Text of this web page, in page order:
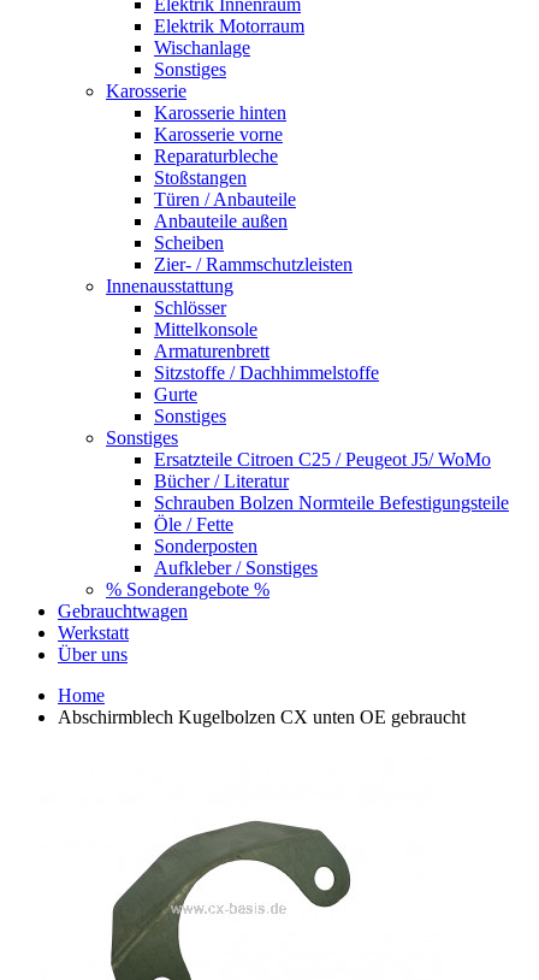
Elektrik Motorraum
Wischanlage
Sonstiges
Karosserie
Karosserie hinten
Karosserie vorne
Reparaturbleche
Stoßstangen
Türen / Anbauteile
Anbauteile außen
Scheiben
Zier- / Rammschutzleisten
Innenausstattung
Schlösser
Mittelkonsole
Armaturenbrett
Sitzstoffe / Dachhimmelstoffe
Gurte
Sonstiges
Sonstiges
Ersatzteile Citroen C25 / Peugeot J5/ WoMo
Bücher / Literatur
Schrauben Bolzen Normteile Befestigungsteile
Öle / Fette
Sonderposten
Aufkleber / Sonstiges
% Sonderangebote %
Gebrauchtwagen
Werkstatt
Über uns
Home
Abschirmblech Kugelbolzen CX unten OE gebraucht